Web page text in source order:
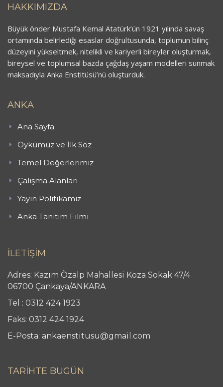
HAKKIMIZDA
Büyük önder Mustafa Kemal Atatürk’ün 1921 yılında savaş
ortamında belirlediği esaslar doğrultusunda, toplumun bilinç
düzeyini yükseltmek, nitelikli ve kariyerli bireyler oluşturmak,
bireysel ve toplumsal bazda çağdaş yaşam modelleri sunmak
maksadıyla Anka Enstitüsü’nü oluşturduk.
ANKA
Ana Sayfa
Öykümüz ve İlk Söz
Temel Değerlerimiz
Çalışma Alanları
Yayın Politikamız
Anka Tanıtım Filmi
İLETİŞİM
Adres: Kazım Özalp Mahallesi Koza Sokak 47/4
06700 Çankaya/ANKARA
Tel : 0312 424 1923
Faks: 0312 424 1924
E-Posta: ankaenstitusu@gmail.com
TARİHTE BUGÜN